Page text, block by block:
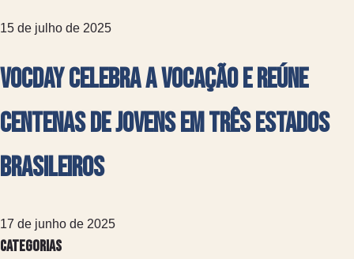
15 de julho de 2025
VocDay celebra a vocação e reúne
centenas de jovens em três estados
brasileiros
17 de junho de 2025
Categorias